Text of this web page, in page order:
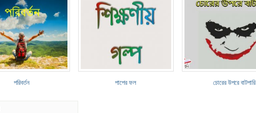
পরিবর্তন পাপের ফল চোরের উপরে বাটপারি